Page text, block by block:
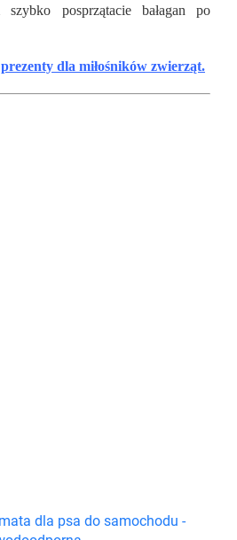
szybko posprzątacie bałagan po
prezenty dla miłośników zwierząt.
dla psa do samochodu -